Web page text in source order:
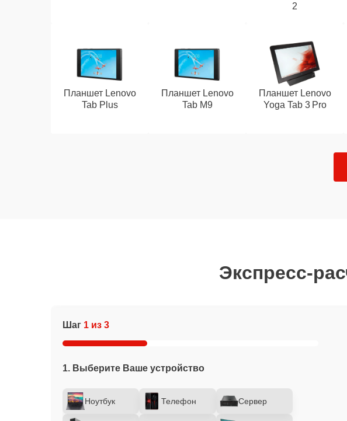
2
Планшет Lenovo
Tab Plus
Планшет Lenovo
Tab M9
Планшет Lenovo
Yoga Tab 3 Pro
Экспресс-
Шаг 1 из 3
1. Выберите Ваше устройство
Ноутбук Телефон Сервер